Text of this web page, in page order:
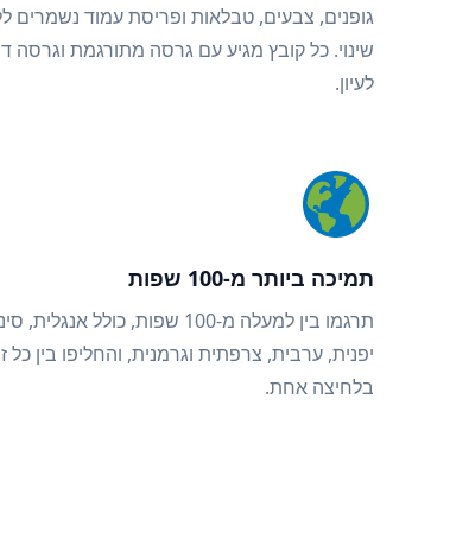
גופנים, צבעים, טבלאות ופריסת עמוד נשמרים
שינוי. כל קובץ מגיע עם גרסה מתורגמת וגרסה
לעיון.
תמיכה ביותר מ-100 שפות
תרגמו בין למעלה מ-100 שפות, כולל אנגלית,
יפנית, ערבית, צרפתית וגרמנית, והחליפו בין כל
בלחיצה אחת.